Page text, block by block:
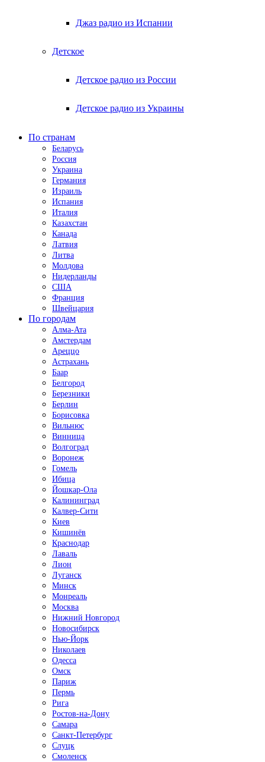
Джаз радио из Испании
Детское
Детское радио из России
Детское радио из Украины
По странам
Беларусь
Россия
Украина
Германия
Израиль
Испания
Италия
Казахстан
Канада
Латвия
Литва
Молдова
Нидерланды
США
Франция
Швейцария
По городам
Алма-Ата
Амстердам
Ареццо
Астрахань
Баар
Белгород
Березники
Берлин
Борисовка
Вильнюс
Винница
Волгоград
Воронеж
Гомель
Ибица
Йошкар-Ола
Калининград
Калвер-Сити
Киев
Кишинёв
Краснодар
Лаваль
Лион
Луганск
Минск
Монреаль
Москва
Нижний Новгород
Новосибирск
Нью-Йорк
Николаев
Одесса
Омск
Париж
Пермь
Рига
Ростов-на-Дону
Самара
Санкт-Петербург
Слуцк
Смоленск